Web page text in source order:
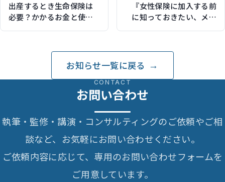
出産するとき生命保険は
必要？かかるお金と使え
る公的制度も合わせてく
イフィで記事執筆）
『女性保険に加入する前
に知っておきたい、メリ
ットと注意点をFPが解
お知らせ一覧に戻る
CONTACT
お問い合わせ
執筆・監修・講演・コンサルティングのご依頼やご相
談など、お気軽にお問い合わせください。
ご依頼内容に応じて、専用のお問い合わせフォームを
ご用意しています。